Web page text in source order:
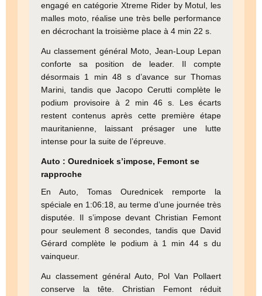
engagé en catégorie Xtreme Rider by Motul, les
malles moto, réalise une très belle performance
en décrochant la troisième place à 4 min 22 s.
Au classement général Moto, Jean-Loup Lepan
conforte sa position de leader. Il compte
désormais 1 min 48 s d’avance sur Thomas
Marini, tandis que Jacopo Cerutti complète le
podium provisoire à 2 min 46 s. Les écarts
restent contenus après cette première étape
mauritanienne, laissant présager une lutte
intense pour la suite de l’épreuve.
Auto : Ourednicek s’impose, Femont se
rapproche
En Auto, Tomas Ourednicek remporte la
spéciale en 1:06:18, au terme d’une journée très
disputée. Il s’impose devant Christian Femont
pour seulement 8 secondes, tandis que David
Gérard complète le podium à 1 min 44 s du
vainqueur.
Au classement général Auto, Pol Van Pollaert
conserve la tête. Christian Femont réduit